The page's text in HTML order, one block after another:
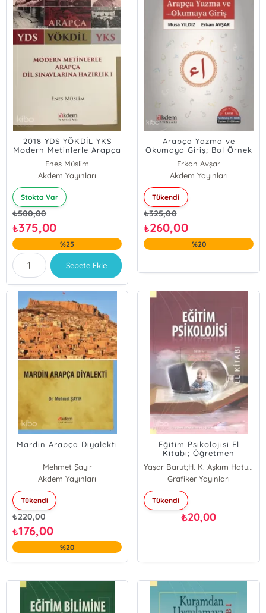
2018 YDS YÖKDİL YKS
Modern Metinlerle Arapça
Dil Sınavlarına Hazırlık 1
Enes Müslim
Akdem Yayınları
Stokta Var
₺500,00
₺375,00
%25
Sepete Ekle
Arapça Yazma ve
Okumaya Giriş; Bol Örnek
ve Alıştırma İlaveli
Erkan Avşar
Musa Yıldız
Akdem Yayınları
Tükendi
₺325,00
₺260,00
%20
Mardin Arapça Diyalekti
Mehmet Şayır
Akdem Yayınları
Tükendi
₺220,00
₺176,00
%20
Eğitim Psikolojisi El
Kitabı; Öğretmen
Adaylarına ve
Öğretmenlere
Yaşar Barut;H. K. Aşkım Hatunoğlu
Grafiker Yayınları
Tükendi
₺20,00